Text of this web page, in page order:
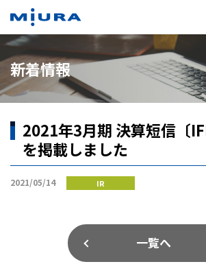
新着情報
2021年3月期 決算短信〔
を掲載しました
2021/05/14 IR
一覧へ